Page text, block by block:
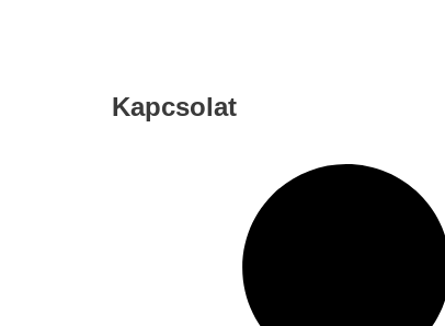
Kapcsolat